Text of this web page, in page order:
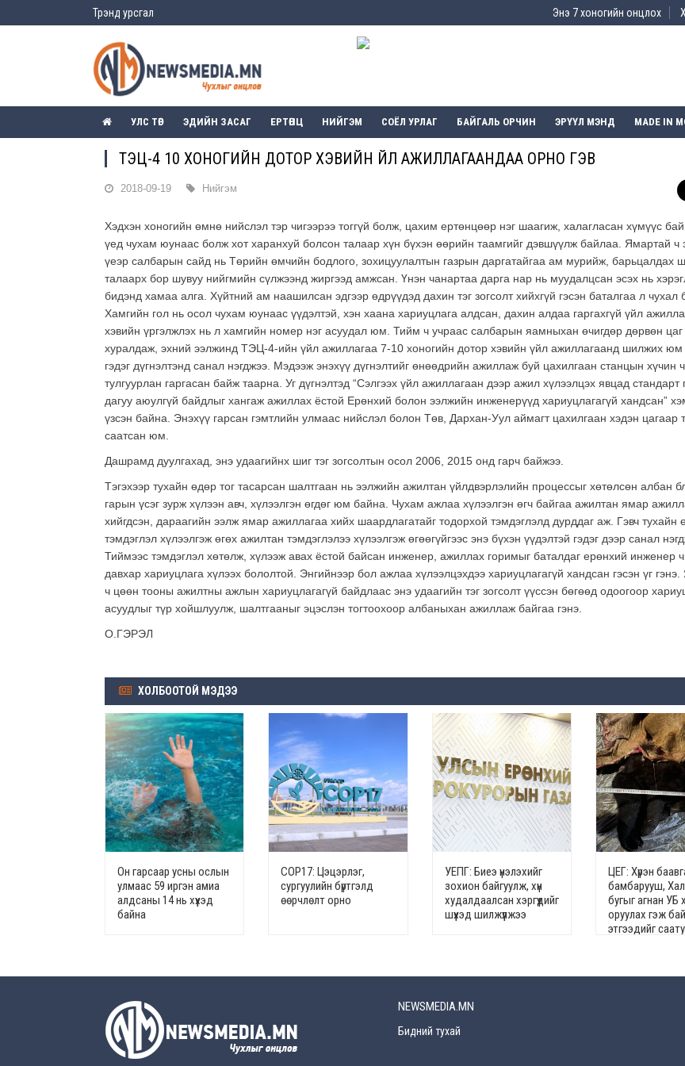
Трэнд урсгал Энэ 7 хоногийн онцлох
УЛС ТӨР ЭДИЙН ЗАСАГ ЕРТӨНЦ НИЙГЭМ СОЁЛ УРЛАГ БАЙГАЛЬ ОРЧИН ЭРҮҮЛ МЭНД MADE IN
ТЭЦ-4 10 ХОНОГИЙН ДОТОР ХЭВИЙН ҮЙЛ АЖИЛЛАГААНДАА ОРНО ГЭВ
2018-09-19 Нийгэм
Хэдхэн хоногийн өмнө нийслэл тэр чигээрээ тоггүй болж, цахим ертөнцөөр нэг шаагиж, халагласан хүмүүс
үед чухам юунаас болж хот харанхуй болсон талаар хүн бүхэн өөрийн таамгийг дэвшүүлж байлаа. Ямартай ч
үеэр салбарын сайд нь Төрийн өмчийн бодлого, зохицуулалтын газрын даргатайгаа ам мурийж, барьцалдах
талаарх бор шувуу нийгмийн сүлжээнд жиргээд амжсан. Үнэн чанартаа дарга нар нь муудалцсан эсэх нь
бидэнд хамаа алга. Хүйтний ам наашилсан эдгээр өдрүүдэд дахин тэг зогсолт хийхгүй гэсэн баталгаа л чухал
Хамгийн гол нь осол чухам юунаас үүдэлтэй, хэн хаана хариуцлага алдсан, дахин алдаа гаргахгүй үйл
хэвийн үргэлжлэх нь л хамгийн номер нэг асуудал юм. Тийм ч учраас салбарын яамныхан өчигдөр дөрвөн
хуралдаж, эхний ээлжинд ТЭЦ-4-ийн үйл ажиллагаа 7-10 хоногийн дотор хэвийн үйл ажиллагаанд шилжих
гэдэг дүгнэлтэнд санал нэгджээ. Мэдээж энэхүү дүгнэлтийг өнөөдрийн ажиллаж буй цахилгаан станцын хүчин
тулгуурлан гаргасан байж таарна. Уг дүгнэлтэд “Сэлгээх үйл ажиллагаан дээр ажил хүлээлцэх явцад
дагуу аюулгүй байдлыг хангаж ажиллах ёстой Ерөнхий болон ээлжийн инженерүүд хариуцлагагүй хандсан”
үзсэн байна. Энэхүү гарсан гэмтлийн улмаас нийслэл болон Төв, Дархан-Уул аймагт цахилгаан хэдэн цагаар
саатсан юм.
Дашрамд дуулгахад, энэ удаагийнх шиг тэг зогсолтын осол 2006, 2015 онд гарч байжээ.
Тэгэхээр тухайн өдөр тог тасарсан шалтгаан нь ээлжийн ажилтан үйлдвэрлэлийн процессыг хөтөлсөн албан
гарын үсэг зурж хүлээн авч, хүлээлгэн өгдөг юм байна. Чухам ажлаа хүлээлгэн өгч байгаа ажилтан ямар
хийгдсэн, дараагийн ээлж ямар ажиллагаа хийх шаардлагатайг тодорхой тэмдэглэлд дурддаг аж. Гэвч тухайн
тэмдэглэл хүлээлгэж өгөх ажилтан тэмдэглэлээ хүлээлгэж өгөөгүйгээс энэ бүхэн үүдэлтэй гэдэг дээр санал
Тиймээс тэмдэглэл хөтөлж, хүлээж авах ёстой байсан инженер, ажиллах горимыг баталдаг ерөнхий инженер ч
давхар хариуцлага хүлээх бололтой. Энгийнээр бол ажлаа хүлээлцэхдээ хариуцлагагүй хандсан гэсэн үг
ч цөөн тооны ажилтны ажлын хариуцлагагүй байдлаас энэ удаагийн тэг зогсолт үүссэн бөгөөд одоогоор
асуудлыг түр хойшлуулж, шалтгааныг эцэслэн тогтоохоор албаныхан ажиллаж байгаа гэнэ.
О.ГЭРЭЛ
ХОЛБООТОЙ МЭДЭЭ
Он гарсаар усны ослын
улмаас 59 иргэн амиа
алдсаны 14 нь хүүхэд
байна
СОР17: Цэцэрлэг,
сургуулийн бүртгэлд
өөрчлөлт орно
УЕПГ: Биеэ үнэлэхийг
зохион байгуулж, хүн
худалдаалсан хэргүүдийг
шүүхэд шилжүүлжээ
ЦЕГ: Хүрэн
бамбарууш,
бугыг агнан УБ
оруулах гэж
этгээдийг
NEWSMEDIA.MN
Бидний тухай